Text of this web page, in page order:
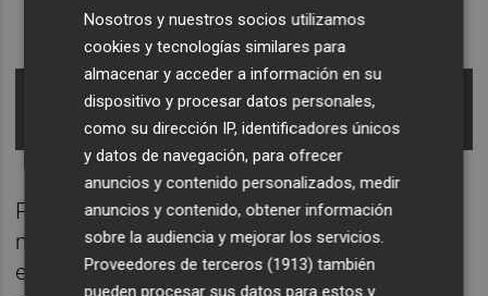
Texto de la ley de Acompañamiento por el que se
incrementa el coste de las oposiciones a
profesores y maestros.
Por otro lado, también se aplican algunas
modificaciones en torno a tasas por
expediciones y concesiones de títulos y
Nosotros y nuestros socios utilizamos
cookies y tecnologías similares para
almacenar y acceder a información en su
dispositivo y procesar datos personales,
como su dirección IP, identificadores únicos
y datos de navegación, para ofrecer
anuncios y contenido personalizados, medir
anuncios y contenido, obtener información
sobre la audiencia y mejorar los servicios.
Proveedores de terceros (1913) también
pueden procesar sus datos para estos y